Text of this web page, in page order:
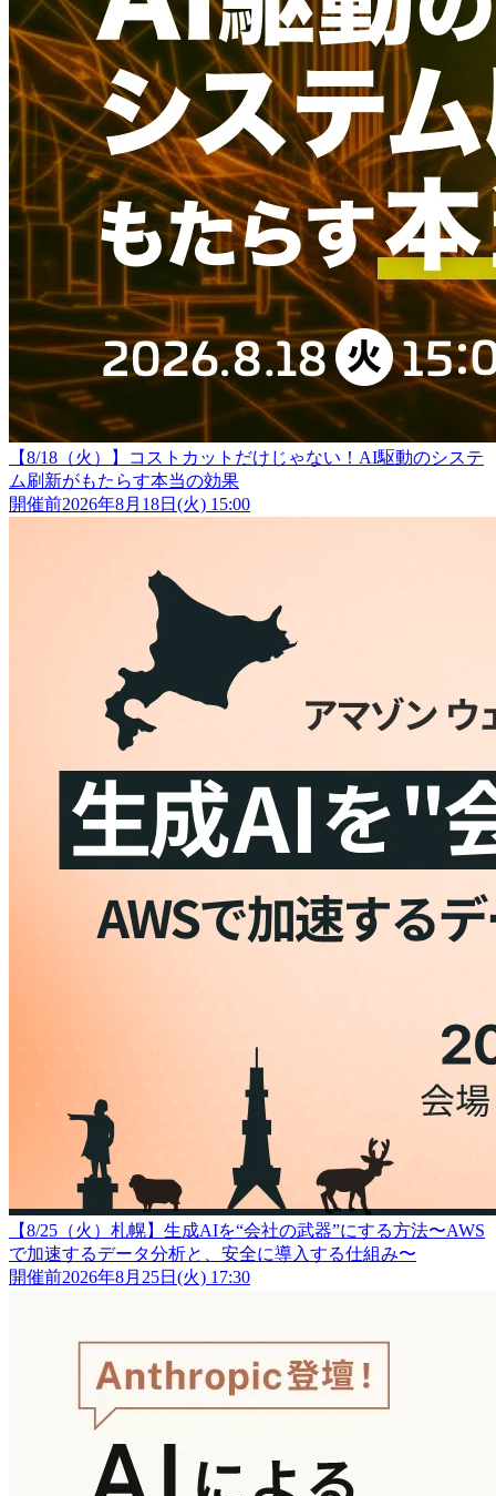
【8/18（火）】コストカットだけじゃない！AI駆動のシステ
ム刷新がもたらす本当の効果
開催前2026年8月18日(火) 15:00
【8/25（火）札幌】生成AIを“会社の武器”にする方法〜AWS
で加速するデータ分析と、安全に導入する仕組み〜
開催前2026年8月25日(火) 17:30